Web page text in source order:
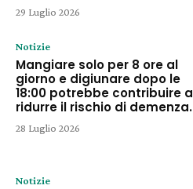
29 Luglio 2026
Notizie
Mangiare solo per 8 ore al
giorno e digiunare dopo le
18:00 potrebbe contribuire a
ridurre il rischio di demenza.
28 Luglio 2026
Notizie